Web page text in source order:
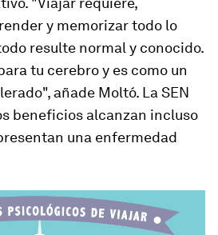
y memorizar todo lo
resulte normal y conocido.
tu cerebro y es como un
añade Moltó. La SEN
beneficios alcanzan incluso
una enfermedad